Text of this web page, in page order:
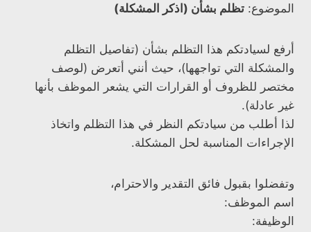
الموضوع: تظلم بشأن (اذكر المشكلة)
أرفع لسيادتكم هذا التظلم بشأن (تفاصيل التظلم
والمشكلة التي تواجهها)، حيث أنني أتعرض (لوصف
مختصر للظروف أو القرارات التي يشعر الموظف بأنها
غير عادلة).
لذا أطلب من سيادتكم النظر في هذا التظلم واتخاذ
الإجراءات المناسبة لحل المشكلة.
وتفضلوا بقبول فائق التقدير والاحترام،
اسم الموظف:
الوظيفة: